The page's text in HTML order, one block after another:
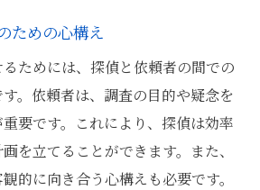
ための心構え
ためには、探偵と依頼者の間での
。依頼者は、調査の目的や疑念を
要です。これにより、探偵は効率
を立てることができます。また、
的に向き合う心構えも必要です。